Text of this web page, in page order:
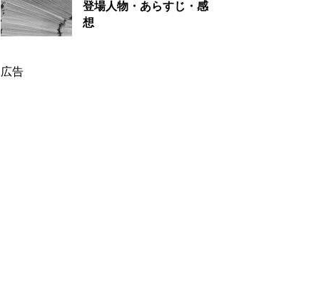
登場人物・あらすじ・感
想
広告